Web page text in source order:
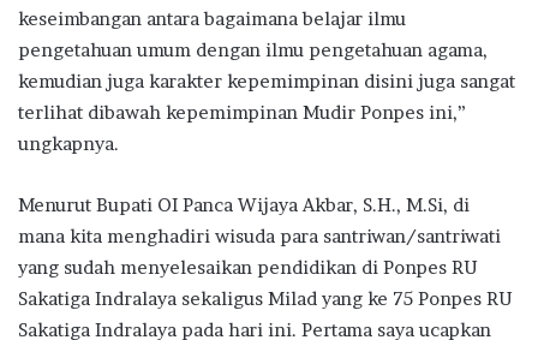
keseimbangan antara bagaimana belajar ilmu
pengetahuan umum dengan ilmu pengetahuan agama,
kemudian juga karakter kepemimpinan disini juga sangat
terlihat dibawah kepemimpinan Mudir Ponpes ini,”
ungkapnya.
Menurut Bupati OI Panca Wijaya Akbar, S.H., M.Si, di
mana kita menghadiri wisuda para santriwan/santriwati
yang sudah menyelesaikan pendidikan di Ponpes RU
Sakatiga Indralaya sekaligus Milad yang ke 75 Ponpes RU
Sakatiga Indralaya pada hari ini. Pertama saya ucapkan